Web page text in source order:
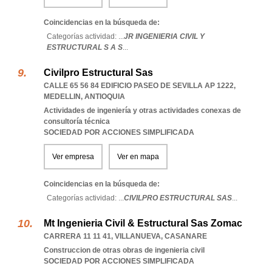
Coincidencias en la búsqueda de:
Categorías actividad: ...JR INGENIERIA CIVIL Y
ESTRUCTURAL S A S...
Civilpro Estructural Sas
CALLE 65 56 84 EDIFICIO PASEO DE SEVILLA AP 1222,
MEDELLIN, ANTIOQUIA
Actividades de ingeniería y otras actividades conexas de
consultoría técnica
SOCIEDAD POR ACCIONES SIMPLIFICADA
Ver empresa Ver en mapa
Coincidencias en la búsqueda de:
Categorías actividad: ...CIVILPRO ESTRUCTURAL SAS...
Mt Ingenieria Civil & Estructural Sas Zomac
CARRERA 11 11 41, VILLANUEVA, CASANARE
Construccion de otras obras de ingenieria civil
SOCIEDAD POR ACCIONES SIMPLIFICADA